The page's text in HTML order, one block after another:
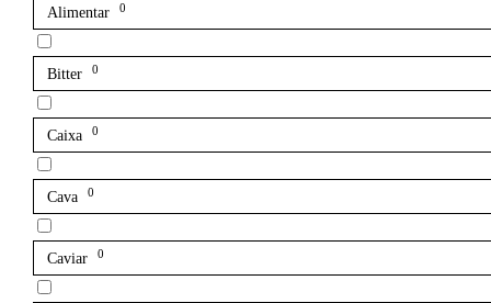
Alimentar 0
Bitter 0
Caixa 0
Cava 0
Caviar 0